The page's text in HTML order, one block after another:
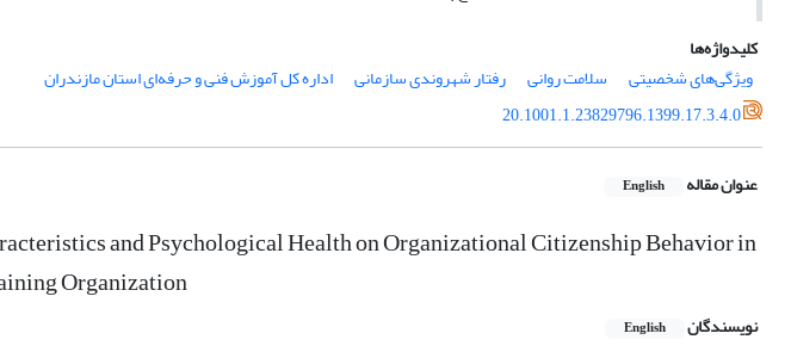
کلیدواژه‌ها
ویژگی‌های شخصیتی
سلامت روانی رفتار شهروندی سازمانی
اداره کل آموزش فنی و حرفه‌ای استان مازندران
20.1001.1.23829796.1399.17.3.4.0
عنوان مقاله English
and Psychological Health on Organizational Citizenship Behavior in
Organization
نویسندگان English